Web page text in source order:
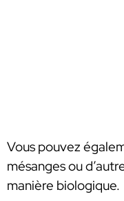
Vous pouvez
mésanges ou
manière biologique.